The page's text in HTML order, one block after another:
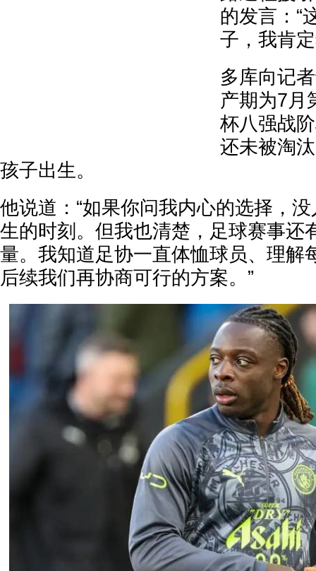
的发言：“
子，我肯
多库向记
产期为7月
杯八强战
还未被淘
孩子出生。
他说道：“如果你问我内心的选择，
生的时刻。但我也清楚，足球赛事还
量。我知道足协一直体恤球员、理解
后续我们再协商可行的方案。”